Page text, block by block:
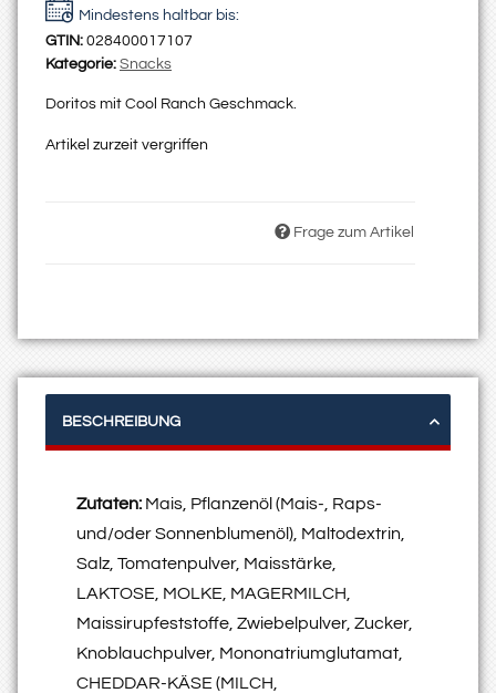
Mindestens haltbar bis:
GTIN: 028400017107
Kategorie: Snacks
Doritos mit Cool Ranch Geschmack.
Artikel zurzeit vergriffen
Frage zum Artikel
BESCHREIBUNG
Zutaten: Mais, Pflanzenöl (Mais-, Raps-
und/oder Sonnenblumenöl), Maltodextrin,
Salz, Tomatenpulver, Maisstärke,
LAKTOSE, MOLKE, MAGERMILCH,
Maissirupfeststoffe, Zwiebelpulver, Zucker,
Knoblauchpulver, Mononatriumglutamat,
CHEDDAR-KÄSE (MILCH,